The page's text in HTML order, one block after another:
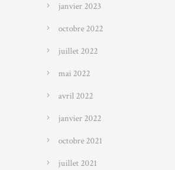
janvier 2023
octobre 2022
juillet 2022
mai 2022
avril 2022
janvier 2022
octobre 2021
juillet 2021